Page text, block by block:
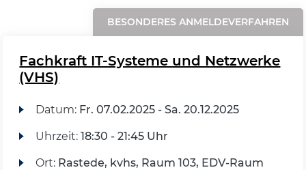
BESONDERES ANMELDEVERFAHREN
Fachkraft IT-Systeme und Netzwerke
(VHS)
Datum: Fr. 07.02.2025 - Sa. 20.12.2025
Uhrzeit: 18:30 - 21:45 Uhr
Ort: Rastede, kvhs, Raum 103, EDV-Raum